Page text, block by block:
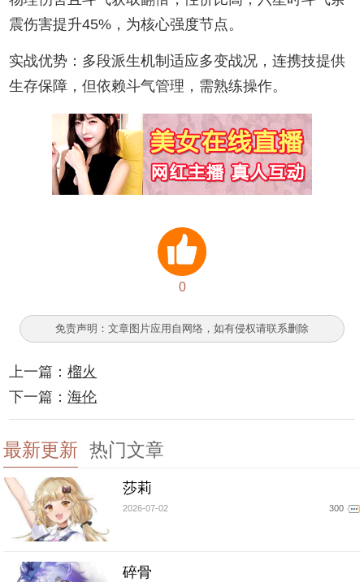
震伤害提升45%，为核心强度节点。‌
实战优势‌：多段派生机制适应多变战况，连携技提供
生存保障，但依赖斗气管理，需熟练操作。‌
0
免责声明：文章图片应用自网络，如有侵权请联系删除
上一篇：榴火
下一篇：海伦
最新更新 热门文章
莎莉
2026-07-02 300
碎骨